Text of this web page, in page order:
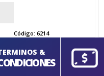
Código: 6214
&